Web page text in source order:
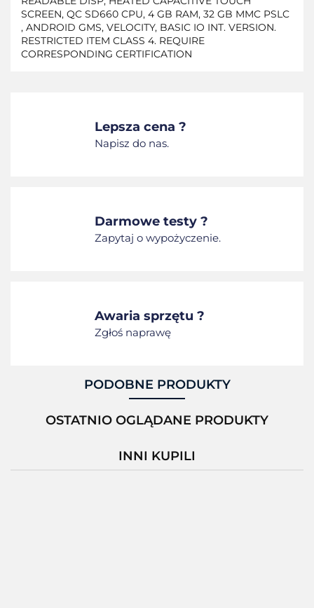
SCREEN, QC SD660 CPU, 4 GB RAM, 32 GB MMC PSLC
, ANDROID GMS, VELOCITY, BASIC IO INT. VERSION.
RESTRICTED ITEM CLASS 4. REQUIRE
CORRESPONDING CERTIFICATION
Lepsza cena ?
Napisz do nas.
Darmowe testy ?
Zapytaj o wypożyczenie.
Awaria sprzętu ?
Zgłoś naprawę
PODOBNE PRODUKTY
OSTATNIO OGLĄDANE PRODUKTY
INNI KUPILI